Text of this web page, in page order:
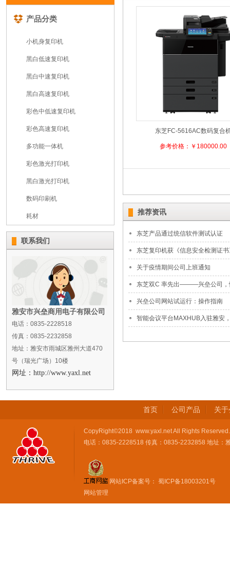
产品分类
小机身复印机
黑白低速复印机
黑白中速复印机
黑白高速复印机
彩色中低速复印机
彩色高速复印机
多功能一体机
彩色激光打印机
黑白激光打印机
数码印刷机
耗材
联系我们
雅安市兴垒商用电子有限公司
电话：0835-2228518
传真：0835-2232858
地址：雅安市雨城区雅州大道470
号（瑞光广场）10楼
网址：http://www.yaxl.net
东芝FC-5616AC数码复合
参考价格：￥180000.00
推荐资讯
东芝产品通过统信软件测试认证
东芝复印机获《信息安全检测证
关于疫情期间公司上班通知
东芝双C 率先出———兴垒公司，
兴垒公司网站试运行：操作指南
智能会议平台MAXHUB入驻雅安
首页 公司产品 关
CopyRight©2018 www.yaxl.net All Rights
电话：0835-2228518 传真：0835-2232858 地址：
网站ICP备案号： 蜀ICP备18003201号
网站管理